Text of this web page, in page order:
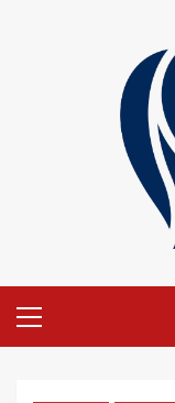
Menu